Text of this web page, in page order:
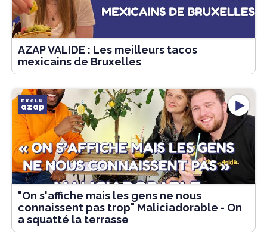
AZAP VALIDE : Les meilleurs tacos
mexicains de Bruxelles
EXCLU
azap
"On s'affiche mais les gens ne nous
connaissent pas trop" Maliciadorable - On
a squatté la terrasse